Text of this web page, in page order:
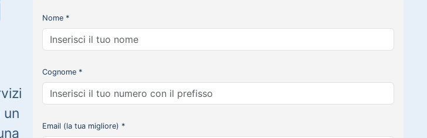
un
Nome *
Cognome *
Email (la tua migliore) *